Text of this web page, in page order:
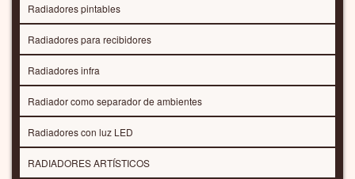
Radiadores pintables
Radiadores para recibidores
Radiadores infra
Radiador como separador de ambientes
Radiadores con luz LED
RADIADORES ARTÍSTICOS